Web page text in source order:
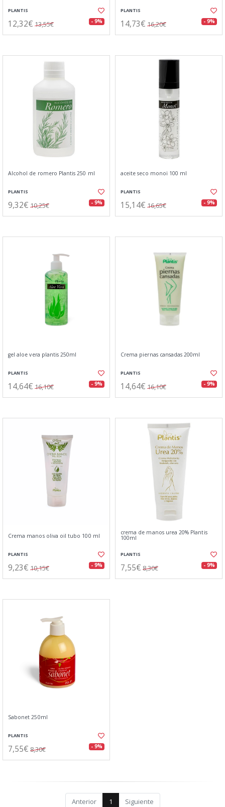
PLANTIS
12,32€ 13,55€ - 9%
PLANTIS
14,73€ 16,20€ - 9%
Alcohol de romero Plantis 250 ml
PLANTIS
9,32€ 10,25€ - 9%
aceite seco monoï 100 ml
PLANTIS
15,14€ 16,65€ - 9%
gel aloe vera plantis 250ml
PLANTIS
14,64€ 16,10€ - 9%
Crema piernas cansadas 200ml
PLANTIS
14,64€ 16,10€ - 9%
Crema manos oliva oil tubo 100 ml
PLANTIS
9,23€ 10,15€ - 9%
crema de manos urea 20% Plantis
100ml
PLANTIS
7,55€ 8,30€ - 9%
Sabonet 250ml
PLANTIS
7,55€ 8,30€ - 9%
Anterior 1 Siguiente